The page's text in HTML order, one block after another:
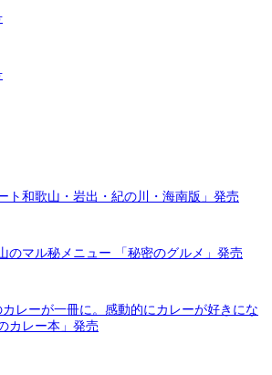
ト和歌山・岩出・紀の川・海南版」発売
のマル秘メニュー 「秘密のグルメ」発売
レーが一冊に。感動的にカレーが好きにな
カレー本」発売